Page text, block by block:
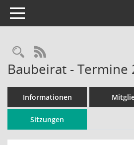
Toggle navigation
Rechercheauswahl
RSS-Feed
Baubeirat - Termine
Informationen
Sitzungen